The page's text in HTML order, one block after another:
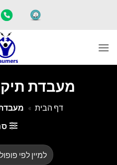
מעבדת
דף הבית » מעבדת